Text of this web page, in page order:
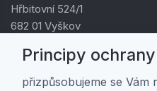
Hřbitovní 524/1
682 01 Vyškov
DIČ: CZ01805878
Principy
přizpůsobujeme se Vám